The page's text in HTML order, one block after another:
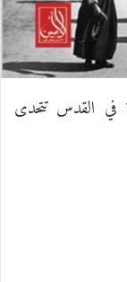
في القدس تتحدى